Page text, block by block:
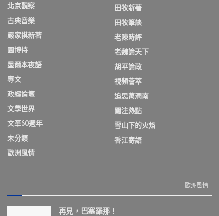
北京觀察
古典音樂
嚴家祺新著
圖博特
墨爾本夜語
專文
政經論壇
文學世界
文革60週年
未分類
歐洲風情
田牧新著
田牧筆談
老陳時評
老魏論天下
胡平論政
視頻薈萃
追思萬潤南
關注熱點
雪山下的火焰
香江寄語
歐洲風情
再見，巴塞羅那！